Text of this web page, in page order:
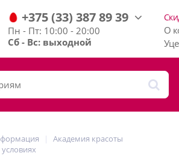
+375(33) 3878939
Пн - Пт: 10:00 - 20:00
Сб - Вс: выходной
О
Академия красоты